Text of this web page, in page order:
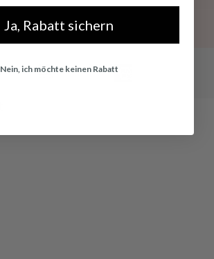
Ja, Rabatt sichern
Nein, ich möchte keinen Rabatt